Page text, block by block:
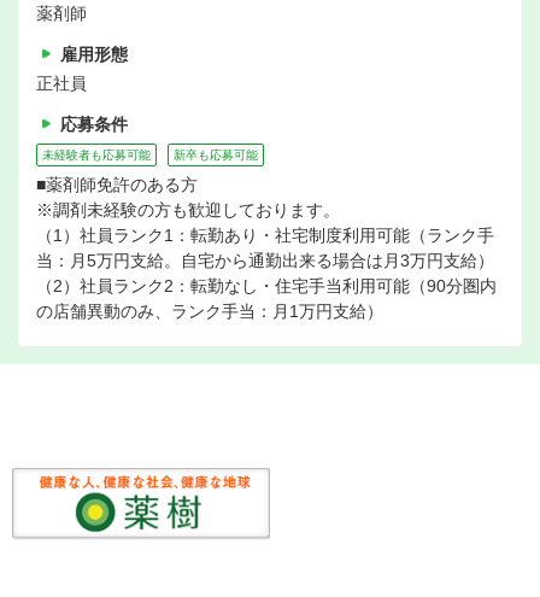
薬剤師
雇用形態
正社員
応募条件
未経験者も応募可能 新卒も応募可能
■薬剤師免許のある方
※調剤未経験の方も歓迎しております。
（1）社員ランク1：転勤あり・社宅制度利用可能（ランク手
当：月5万円支給。自宅から通勤出来る場合は月3万円支給）
（2）社員ランク2：転勤なし・住宅手当利用可能（90分圏内
の店舗異動のみ、ランク手当：月1万円支給）